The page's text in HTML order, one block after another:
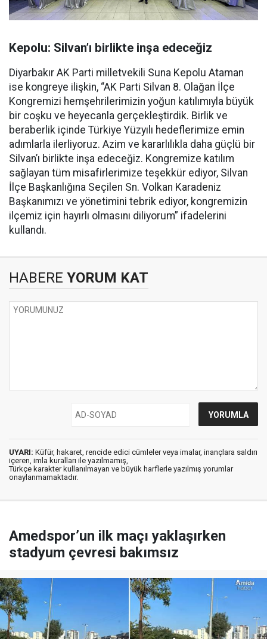
Kepolu: Silvan’ı birlikte inşa edeceğiz
Diyarbakır AK Parti milletvekili Suna Kepolu Ataman
ise kongreye ilişkin, “AK Parti Silvan 8. Olağan İlçe
Kongremizi hemşehrilerimizin yoğun katılımıyla büyük
bir coşku ve heyecanla gerçekleştirdik. Birlik ve
beraberlik içinde Türkiye Yüzyılı hedeflerimize emin
adımlarla ilerliyoruz. Azim ve kararlılıkla daha güçlü bir
Silvan’ı birlikte inşa edeceğiz. Kongremize katılım
sağlayan tüm misafirlerimize teşekkür ediyor, Silvan
İlçe Başkanlığına Seçilen Sn. Volkan Karadeniz
Başkanımızı ve yönetimini tebrik ediyor, kongremizin
ilçemiz için hayırlı olmasını diliyorum” ifadelerini
kullandı.
HABERE YORUM KAT
UYARI: Küfür, hakaret, rencide edici cümleler veya imalar, inançlara saldırı
içeren, imla kuralları ile yazılmamış,
Türkçe karakter kullanılmayan ve büyük harflerle yazılmış yorumlar
onaylanmamaktadır.
Amedspor’un ilk maçı yaklaşırken
stadyum çevresi bakımsız